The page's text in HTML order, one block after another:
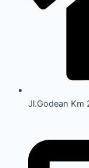
Jl.Godean Km